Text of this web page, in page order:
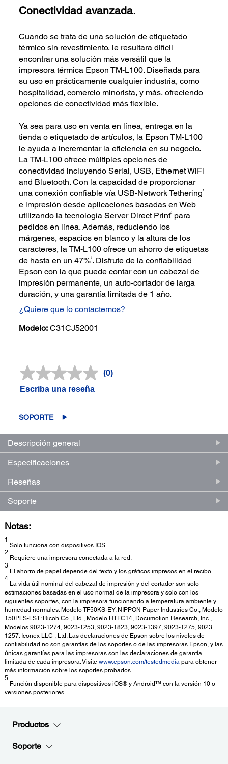
Conectividad avanzada.
Cuando se trata de una solución de etiquetado
térmico sin revestimiento, le resultara difícil
encontrar una solución más versátil que la
impresora térmica Epson TM-L100. Diseñada para
su uso en prácticamente cualquier industria, como
hospitalidad, comercio minorista, y más, ofreciendo
opciones de conectividad más flexible.
Ya sea para uso en venta en línea, entrega en la
tienda o etiquetado de artículos, la Epson TM-L100
le ayuda a incrementar la eficiencia en su negocio.
La TM-L100 ofrece múltiples opciones de
conectividad incluyendo Serial, USB, Ethernet WiFi
and Bluetooth. Con la capacidad de proporcionar
una conexión confiable vía USB-Network Tethering1
e impresión desde aplicaciones basadas en Web
utilizando la tecnología Server Direct Print2
para
pedidos en línea. Además, reduciendo los
márgenes, espacios en blanco y la altura de los
caracteres, la TM-L100 ofrece un ahorro de etiquetas
de hasta en un 47%3. Disfrute de la confiabilidad
Epson con la que puede contar con un cabezal de
impresión permanente, un auto-cortador de larga
duración, y una garantía limitada de 1 año.
¿Quiere que lo contactemos?
Modelo: C31CJ52001
Sin
(0)
Escriba una reseña
SOPORTE
Descripción general
Especificaciones
Reseñas
Soporte
Notas:
1
Solo funciona con dispositivos IOS.
2
Requiere una impresora conectada a la red.
3
El ahorro de papel depende del texto y los gráficos impresos en el recibo.
4
La vida útil nominal del cabezal de impresión y del cortador son solo
estimaciones basadas en el uso normal de la impresora y solo con los
siguientes soportes, con la impresora funcionando a temperatura ambiente y
humedad normales: Modelo TF50KS-EY: NIPPON Paper Industries Co., Modelo
150PLS-LST: Ricoh Co., Ltd., Modelo HTFC14, Documotion Research, Inc.,
Modelos 9023-1274, 9023-1253, 9023-1823, 9023-1397, 9023-1275, 9023
1257: Iconex LLC , Ltd. Las declaraciones de Epson sobre los niveles de
confiabilidad no son garantías de los soportes o de las impresoras Epson, y las
únicas garantías para las impresoras son las declaraciones de garantía
limitada de cada impresora. Visite www.epson.com/testedmedia para obtener
más información sobre los soportes probados.
5
Función disponible para dispositivos iOS® y Android™ con la versión 10 o
versiones posteriores.
Productos
Soporte